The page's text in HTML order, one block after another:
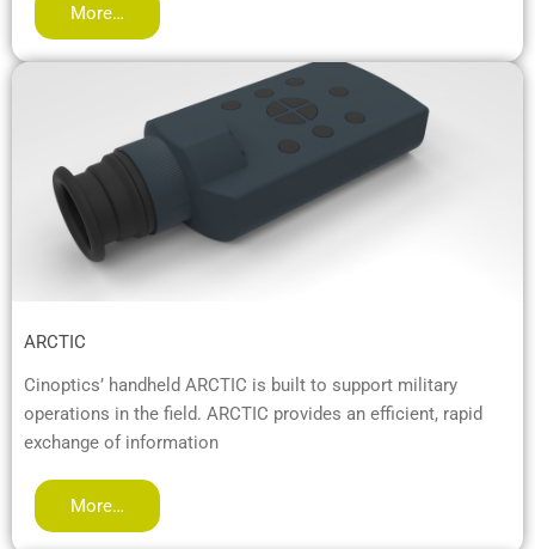
More…
ARCTIC
Cinoptics’ handheld ARCTIC is built to support military
operations in the field. ARCTIC provides an efficient, rapid
exchange of information
More…